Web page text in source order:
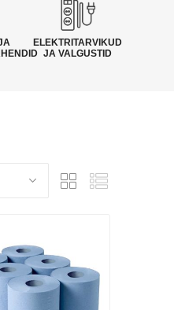
ELEKTRITARVIKUD
JA VALGUSTID